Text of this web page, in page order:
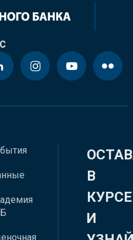
В
КУРСЕ
И